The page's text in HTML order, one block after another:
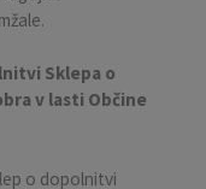
Sklepa o
v lasti Občine
o dopolnitvi